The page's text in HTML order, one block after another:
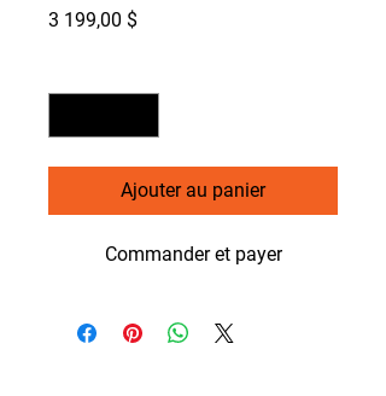
3 199,00 $Prix
Ajouter au panier
Commander et payer